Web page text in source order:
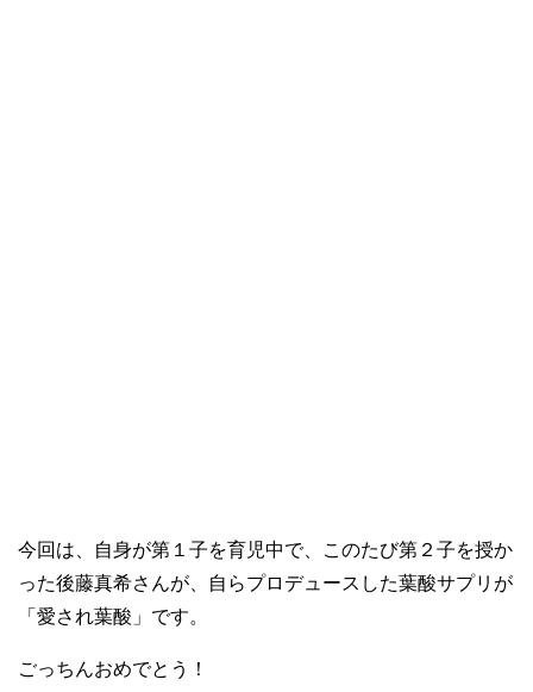
今回は、自身が第１子を育児中で、このたび第２子を授か
った後藤真希さんが、自らプロデュースした葉酸サプリが
「愛され葉酸」です。
ごっちんおめでとう！